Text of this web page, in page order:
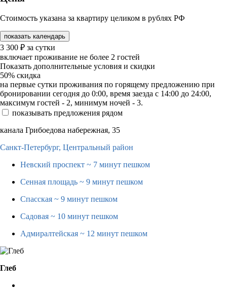
Стоимость указана за квартиру целиком в рублях РФ
показать календарь
3 300 ₽ за сутки
включает проживание не более 2 гостей
Показать дополнительные условия и скидки
50% скидка
на первые сутки проживания по горящему предложению при
бронировании сегодня до 0:00, время заезда с 14:00 до 24:00,
максимум гостей - 2, минимум ночей - 3.
показывать предложения рядом
канала Грибоедова набережная, 35
Санкт-Петербург, Центральный район
Невский проспект ~ 7 минут пешком
Сенная площадь ~ 9 минут пешком
Спасская ~ 9 минут пешком
Садовая ~ 10 минут пешком
Адмиралтейская ~ 12 минут пешком
Глеб